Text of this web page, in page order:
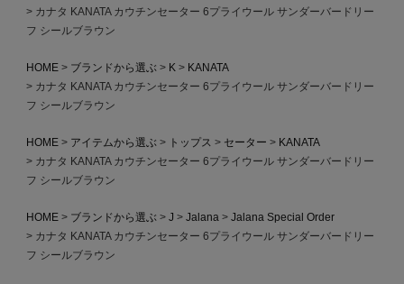
カナタ KANATA カウチンセーター 6プライウール サンダーバードリー
フ シールブラウン
HOME ブランドから選ぶ K
KANATA
カナタ KANATA カウチンセーター 6プライウール サンダーバードリー
フ シールブラウン
HOME アイテムから選ぶ トップス セーター
KANATA
カナタ KANATA カウチンセーター 6プライウール サンダーバードリー
フ シールブラウン
HOME ブランドから選ぶ J Jalana
Jalana Special Order
カナタ KANATA カウチンセーター 6プライウール サンダーバードリー
フ シールブラウン